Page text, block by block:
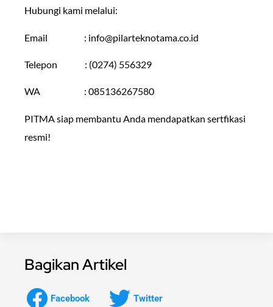
Hubungi kami melalui:
Email : info@pilarteknotama.co.id
Telepon : (0274) 556329
WA : 085136267580
PITMA siap membantu Anda mendapatkan sertfikasi
resmi!
Bagikan Artikel
Facebook Twitter